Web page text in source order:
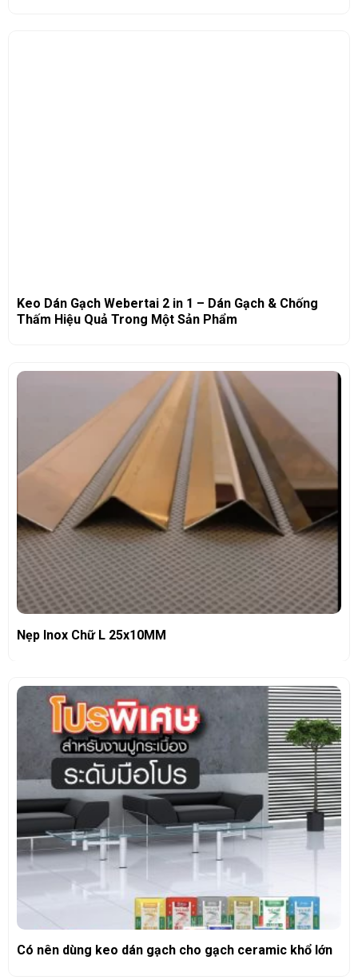
Keo Dán Gạch Webertai 2 in 1 – Dán Gạch & Chống
Thấm Hiệu Quả Trong Một Sản Phẩm
Nẹp Inox Chữ L 25x10MM
Có nên dùng keo dán gạch cho gạch ceramic khổ lớn